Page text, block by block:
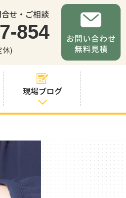
せ・ご相談
854
休)
現場ブログ